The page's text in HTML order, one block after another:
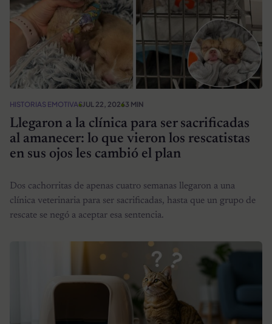
HISTORIAS EMOTIVASJUL 22, 20263 MIN
Llegaron a la clínica para ser sacrificadas
al amanecer: lo que vieron los rescatistas
en sus ojos les cambió el plan
Dos cachorritas de apenas cuatro semanas llegaron a una
clínica veterinaria para ser sacrificadas, hasta que un grupo de
rescate se negó a aceptar esa sentencia.